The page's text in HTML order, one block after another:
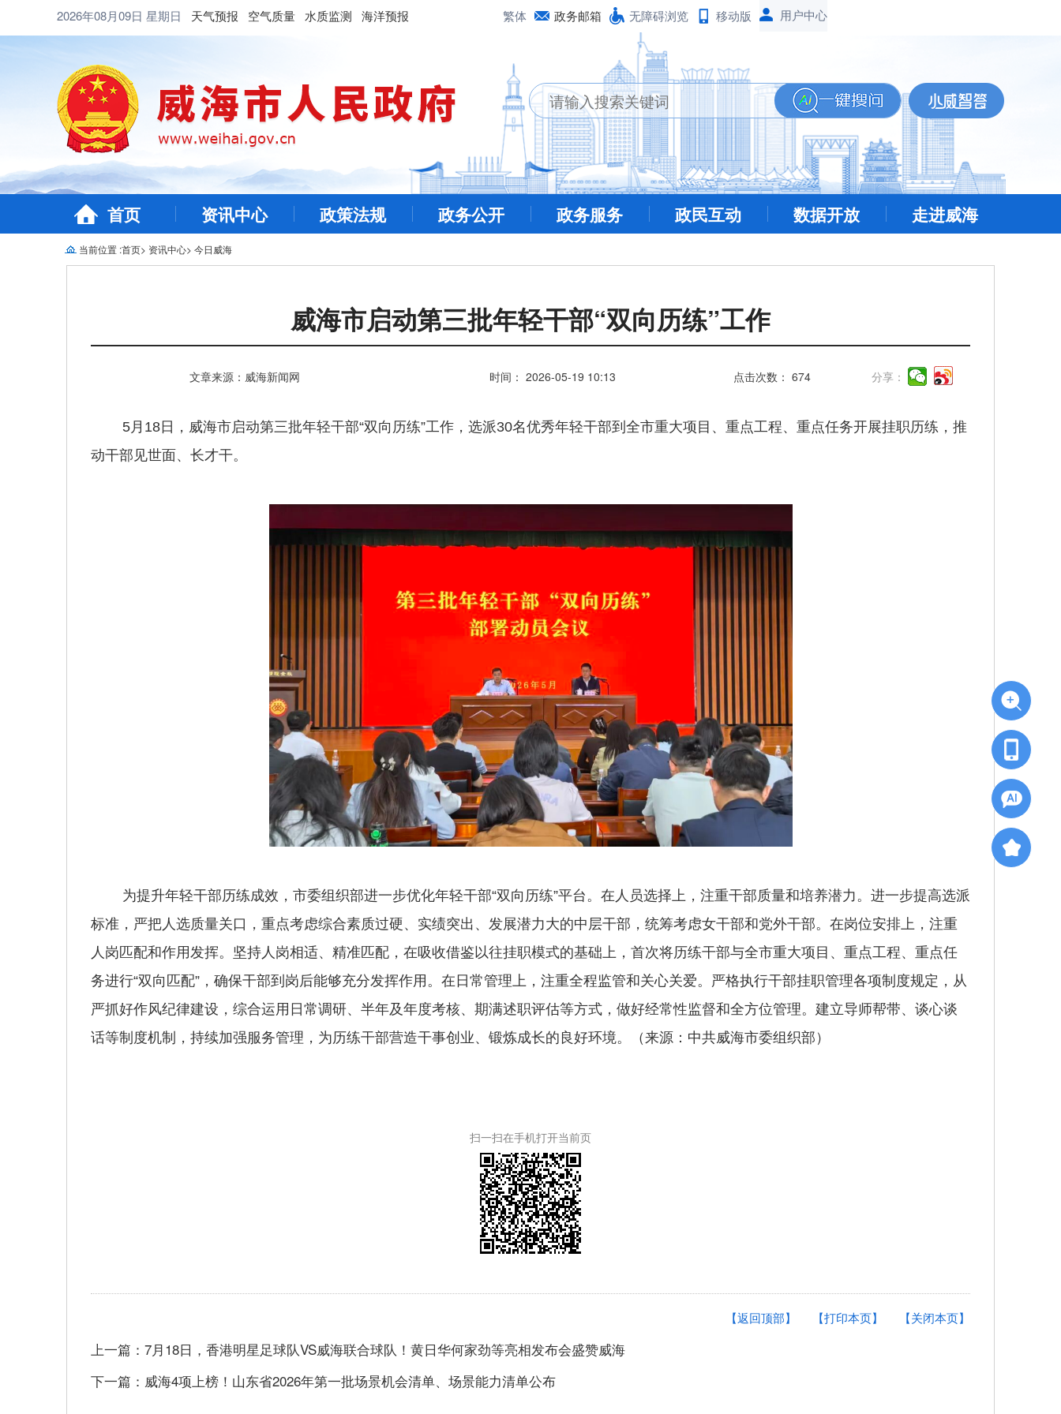
2026年08月09日 星期日 天气预报 空气质量 水质监测 海洋预报 繁体 政务邮箱 无障碍浏览 移动版
首页 资讯中心 政策法规 政务公开 政务服务 政民互动 数据开放 走进威海
当前位置 :首页> 资讯中心> 今日威海
威海市启动第三批年轻干部“双向历练”工作
文章来源：威海新闻网 时间： 2026-05-19 10:13 点击次数：674 分享：
5月18日，威海市启动第三批年轻干部“双向历练”工作，选派30名优秀年轻干部到全市重大项目、重点工程、重点任务开展挂职历练，推
动干部见世面、长才干。
为提升年轻干部历练成效，市委组织部进一步优化年轻干部“双向历练”平台。在人员选择上，注重干部质量和培养潜力。进一步提高选派
标准，严把人选质量关口，重点考虑综合素质过硬、实绩突出、发展潜力大的中层干部，统筹考虑女干部和党外干部。在岗位安排上，注重
人岗匹配和作用发挥。坚持人岗相适、精准匹配，在吸收借鉴以往挂职模式的基础上，首次将历练干部与全市重大项目、重点工程、重点任
务进行“双向匹配”，确保干部到岗后能够充分发挥作用。在日常管理上，注重全程监管和关心关爱。严格执行干部挂职管理各项制度规定，从
严抓好作风纪律建设，综合运用日常调研、半年及年度考核、期满述职评估等方式，做好经常性监督和全方位管理。建立导师帮带、谈心谈
话等制度机制，持续加强服务管理，为历练干部营造干事创业、锻炼成长的良好环境。（来源：中共威海市委组织部）
扫一扫在手机打开当前页
【关闭本页】
【打印本页】
【返回顶部】
上一篇：7月18日，香港明星足球队VS威海联合球队！黄日华何家劲等亮相发布会盛赞威海
下一篇：威海4项上榜！山东省2026年第一批场景机会清单、场景能力清单公布